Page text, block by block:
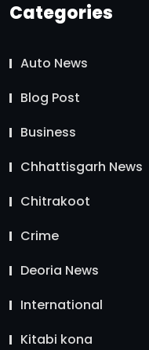
Categories
Auto News
Blog Post
Business
Chhattisgarh News
Chitrakoot
Crime
Deoria News
International
Kitabi kona